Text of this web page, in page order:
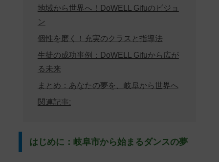
地域から世界へ！DoWELL Gifuのビジョ
ン
個性を磨く！充実のクラスと指導法
生徒の成功事例：DoWELL Gifuから広が
る未来
まとめ：あなたの夢を、岐阜から世界へ
関連記事:
はじめに：岐阜市から始まるダンスの夢